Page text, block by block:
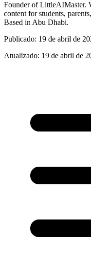
Founder of LittleAIMaster.
content for students,
Based in Abu Dhabi.
Publicado: 19 de abril de
Atualizado: 19 de abril de